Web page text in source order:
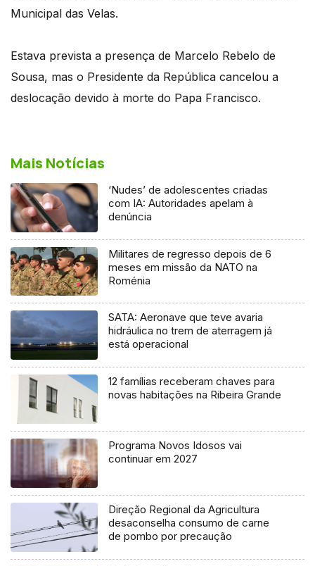
Municipal das Velas.
Estava prevista a presença de Marcelo Rebelo de
Sousa, mas o Presidente da República cancelou a
deslocação devido à morte do Papa Francisco.
Mais Notícias
‘Nudes’ de adolescentes criadas
com IA: Autoridades apelam à
denúncia
Militares de regresso depois de 6
meses em missão da NATO na
Roménia
SATA: Aeronave que teve avaria
hidráulica no trem de aterragem já
está operacional
12 famílias receberam chaves para
novas habitações na Ribeira Grande
Programa Novos Idosos vai
continuar em 2027
Direção Regional da Agricultura
desaconselha consumo de carne
de pombo por precaução